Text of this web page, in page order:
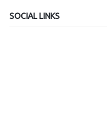
SOCIAL LINKS